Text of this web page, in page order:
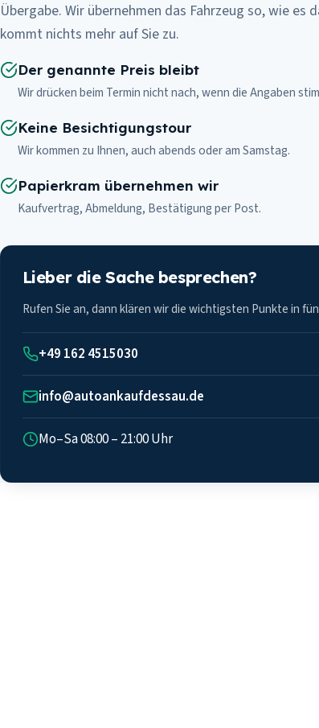
Übergabe. Wir übernehmen das Fahrzeug so, wie es
kommt nichts mehr auf Sie zu.
Der genannte Preis bleibt
Wir drücken beim Termin nicht nach, wenn die Angaben
Keine Besichtigungstour
Wir kommen zu Ihnen, auch abends oder am Samstag.
Papierkram übernehmen wir
Kaufvertrag, Abmeldung, Bestätigung per Post.
Lieber die Sache besprechen?
Rufen Sie an, dann klären wir die wichtigsten Punkte in
+49 162 4515030
info@autoankaufdessau.de
Mo–Sa 08:00 – 21:00 Uhr